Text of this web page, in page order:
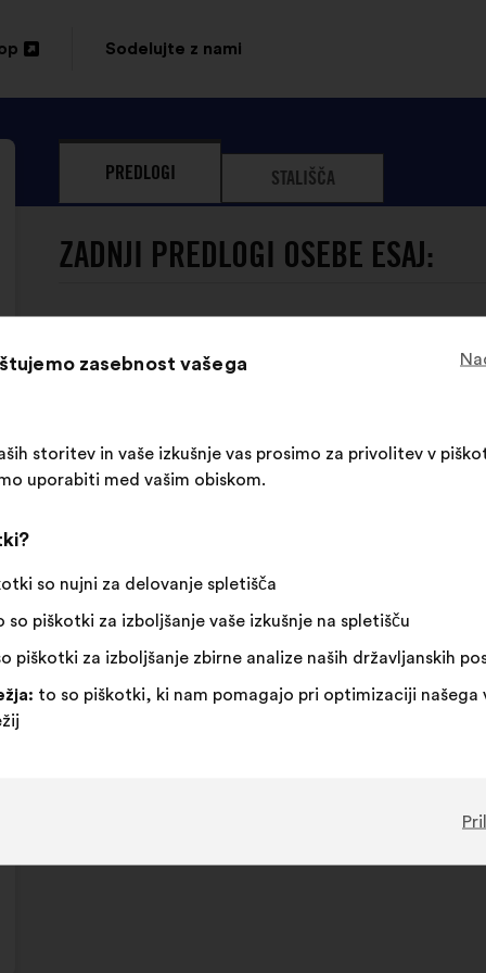
Sodelujte z nami
PREDLOGI STALIŠČA
ZADNJI PREDLOGI OSEBE ESAJ:
zasebnost vašega
storitev in vaše izkušnje vas prosimo za privolitev v
uporabiti med vašim obiskom.
so nujni za delovanje spletišča
so piškotki za izboljšanje vaše izkušnje na spletišču
piškotki za izboljšanje zbirne analize naših državljanskih
to so piškotki, ki nam pomagajo pri optimizaciji našega